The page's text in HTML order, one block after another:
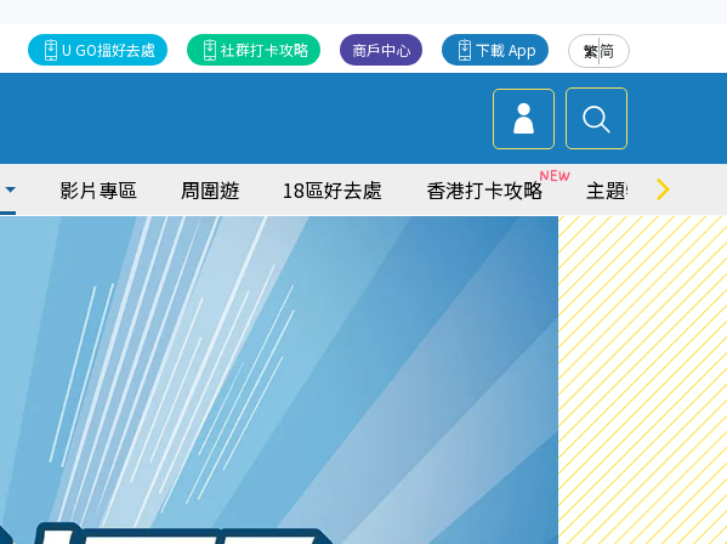
繁简
下載 App
商戶中心
社群打卡攻略
U GO搵好去處
影片專區 周圍遊 18區好去處 香港打卡攻略 主題特集